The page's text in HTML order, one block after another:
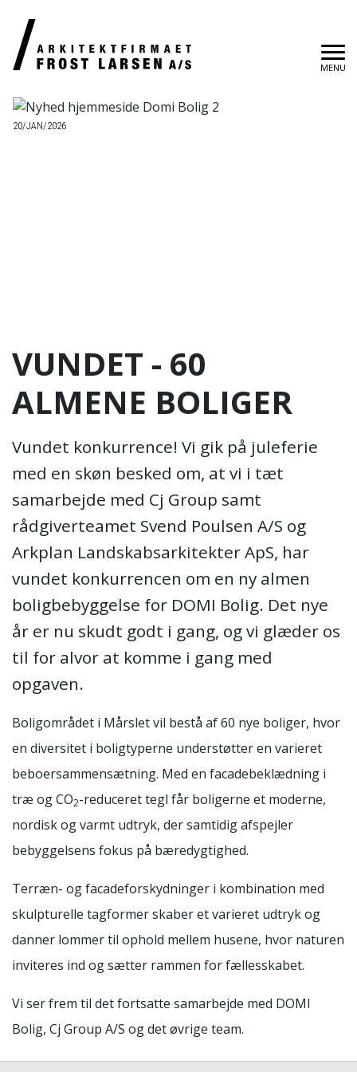
MENU
20/JAN/2026
VUNDET - 60
ALMENE BOLIGER
Vundet konkurrence! Vi gik på juleferie
med en skøn besked om, at vi i tæt
samarbejde med Cj Group samt
rådgiverteamet Svend Poulsen A/S og
Arkplan Landskabsarkitekter ApS, har
vundet konkurrencen om en ny almen
boligbebyggelse for DOMI Bolig. Det nye
år er nu skudt godt i gang, og vi glæder os
til for alvor at komme i gang med
opgaven.
Boligområdet i Mårslet vil bestå af 60 nye boliger, hvor
en diversitet i boligtyperne understøtter en varieret
beboersammensætning. Med en facadebeklædning i
træ og CO2-reduceret tegl får boligerne et moderne,
nordisk og varmt udtryk, der samtidig afspejler
bebyggelsens fokus på bæredygtighed.
Terræn- og facadeforskydninger i kombination med
skulpturelle tagformer skaber et varieret udtryk og
danner lommer til ophold mellem husene, hvor naturen
inviteres ind og sætter rammen for fællesskabet.
Vi ser frem til det fortsatte samarbejde med DOMI
Bolig, Cj Group A/S og det øvrige team.